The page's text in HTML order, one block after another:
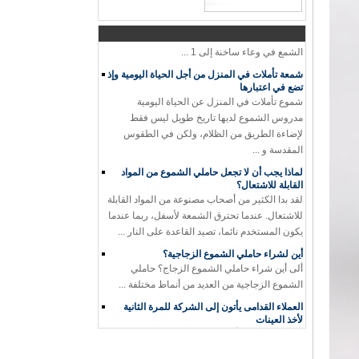
عملية لصنع الزجاج شمعدان و شمعة جرة 1.
الشمع في وعاء ساخنة إلى 1 ...
شمعة تأملات في المنزل من أجل الحياة اليومية وإذ
تضع في اعتبارها
شموع تأملات في المنزل عن الحياة اليومية
مدروس الشموع لديها تاريخ طويل ليس فقط
لإضاءة الطريق من الظلام، ولكن في الطقوس
المقدسة و ...
لماذا يجب أن لا تجعل حاملي الشموع من المواد
القابلة للاشتعال؟
لقد بدا الكثير من أصحاب مصنوعة من المواد القابلة
للاشتعال. عندما تحترق الشمعة لأسفل، ربما عندما
يكون المستخدم نائما، تصيد القاعدة على النار ...
أين لشراء حاملي الشموع الزجاجية؟
ألى أين شراء حاملي الشموع الزجاج؟ حاملي
الشموع الزجاجية من العديد من أنماط مختلفة ...
العملاء القدامى يأتون إلى الشركة للمرة الثانية
لأخذ العينات